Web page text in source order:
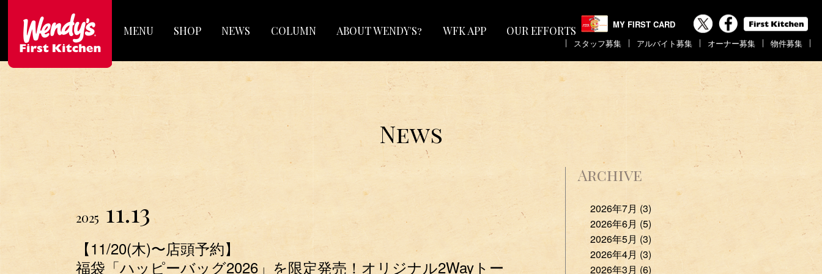
MENU SHOP NEWS COLUMN ABOUT WENDY'S? WFK APP OUR EFFORTS
MY FIRST CARD
｜
スタッフ募集 ｜ アルバイト募集 ｜ オーナー募集 ｜ 物件募集 ｜
News
2025 11.13
【11/20(木)〜店頭予約】
福袋「ハッピーバッグ2026」を限定発売！オリジナル2Wayトー
Archive
2026年7月 (3)
2026年6月 (5)
2026年5月 (3)
2026年4月 (3)
2026年3月 (6)